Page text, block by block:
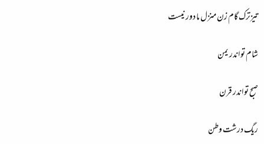
تیزترک گام زن منزل ما دور نیست
شام تو اندر یمن
صبح تو اندر قرن
ریگ درشت وطن